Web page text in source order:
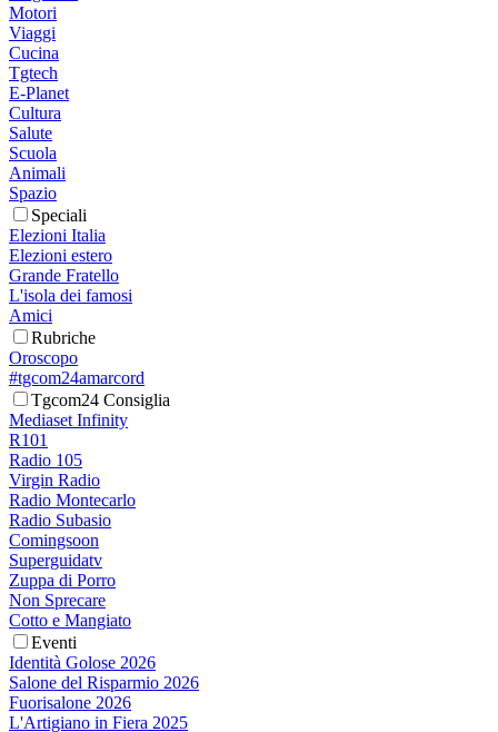
Motori
Viaggi
Cucina
Tgtech
E-Planet
Cultura
Salute
Scuola
Animali
Spazio
Speciali
Elezioni Italia
Elezioni estero
Grande Fratello
L'isola dei famosi
Amici
Rubriche
Oroscopo
#tgcom24amarcord
Tgcom24 Consiglia
Mediaset Infinity
R101
Radio 105
Virgin Radio
Radio Montecarlo
Radio Subasio
Comingsoon
Superguidatv
Zuppa di Porro
Non Sprecare
Cotto e Mangiato
Eventi
Identità Golose 2026
Salone del Risparmio 2026
Fuorisalone 2026
L'Artigiano in Fiera 2025